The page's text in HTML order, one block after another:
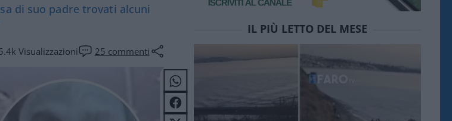
di suo padre trovati alcuni
Visualizzazioni 25 commenti
IL PIÙ LETTO DEL MESE